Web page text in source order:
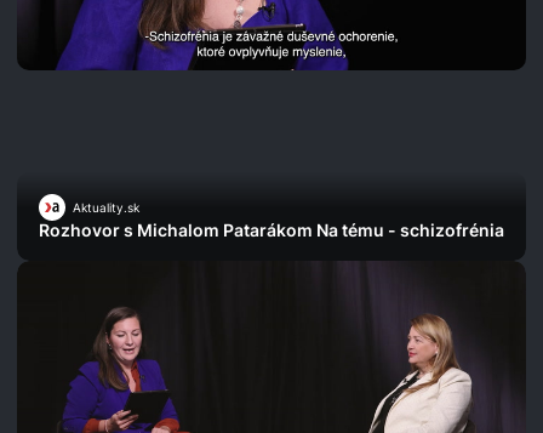
Aktuality.sk
Rozhovor s Michalom Patarákom Na tému - schizofrénia